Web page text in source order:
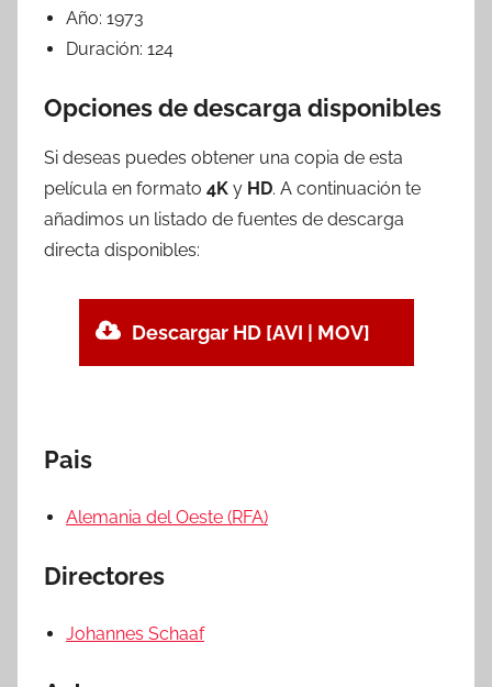
Año: 1973
Duración: 124
Opciones de descarga disponibles
Si deseas puedes obtener una copia de esta
película en formato 4K y HD. A continuación te
añadimos un listado de fuentes de descarga
directa disponibles:
Descargar HD [AVI | MOV]
Pais
Alemania del Oeste (RFA)
Directores
Johannes Schaaf